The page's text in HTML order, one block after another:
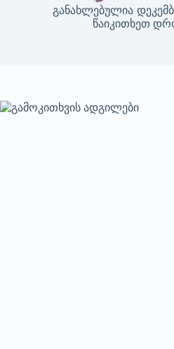
განახლებულია
წაიკითხეთ